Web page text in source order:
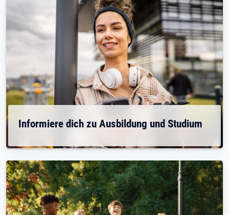
Informiere dich zu Ausbildung und Studium